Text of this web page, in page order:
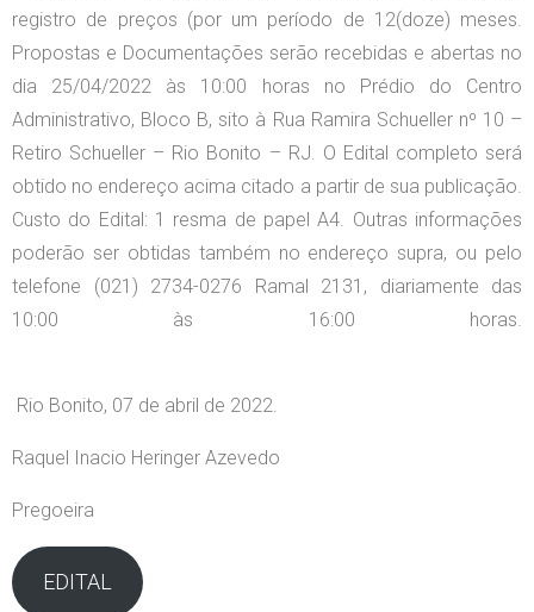
registro de preços (por um período de 12(doze) meses.
Propostas e Documentações serão recebidas e abertas no
dia 25/04/2022 às 10:00 horas no Prédio do Centro
Administrativo, Bloco B, sito à Rua Ramira Schueller nº 10 –
Retiro Schueller – Rio Bonito – RJ. O Edital completo será
obtido no endereço acima citado a partir de sua publicação.
Custo do Edital: 1 resma de papel A4. Outras informações
poderão ser obtidas também no endereço supra, ou pelo
telefone (021) 2734-0276 Ramal 2131, diariamente das
10:00 às 16:00 horas.
Rio Bonito, 07 de abril de 2022.
Raquel Inacio Heringer Azevedo
Pregoeira
EDITAL